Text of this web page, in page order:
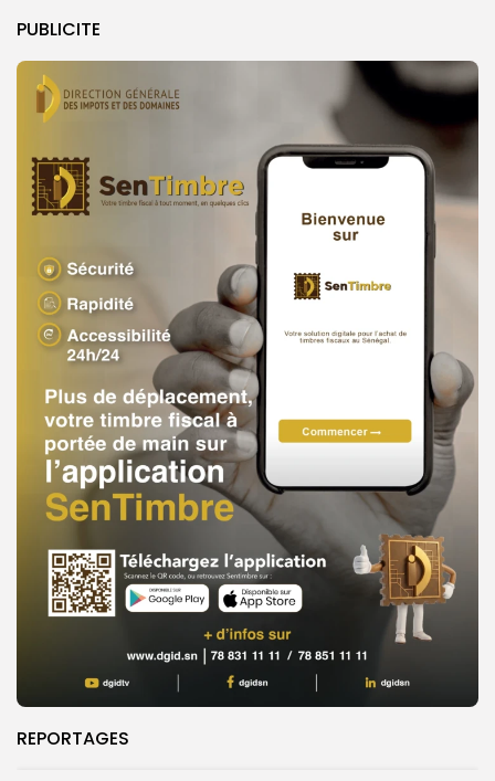
PUBLICITE
REPORTAGES